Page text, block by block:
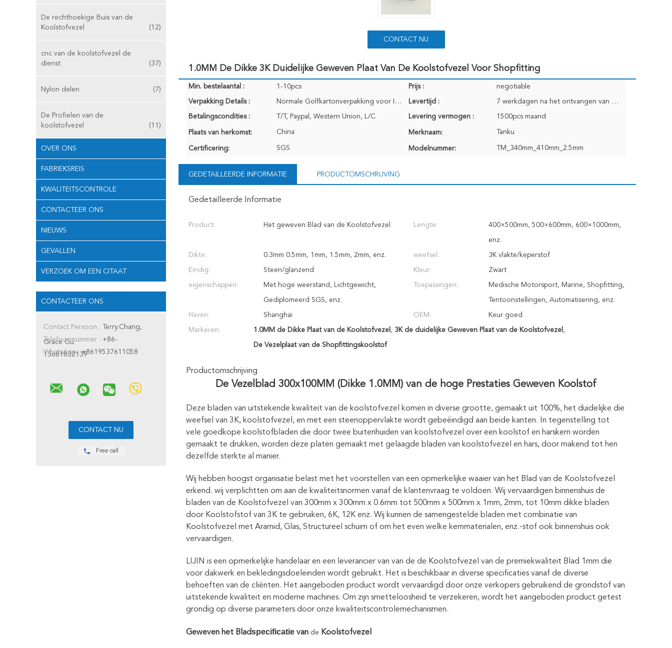
De rechthoekige Buis van de
Koolstofvezel
(12)
cnc van de koolstofvezel de
dienst
(37)
Nylon delen (7)
De Profielen van de
koolstofvezel
(11)
OVER ONS
FABRIEKSREIS
KWALITEITSCONTROLE
CONTACTEER ONS
NIEUWS
GEVALLEN
VERZOEK OM EEN CITAAT
CONTACTEER ONS
Contact Persoon : Terry.Chang,
Grace Gu
Telefoonnummer : +86-
13681832139
WhatsApp :+8619537611058
Free call
CONTACT NU
1.0MM De Dikke 3K Duidelijke Geweven Plaat Van De Koolstofvezel Voor Shopfitting
Min. bestelaantal : 1-10pcs Prijs : negotiable
Verpakking Details : Normale Golfkartonverpakking voor Internationaal vervoer Levertijd : 7 werkdagen na het ontvangen van Ordebetaling
Betalingscondities : T/T, Paypal, Western Union, L/C Levering vermogen : 1500pcs maand
Plaats van herkomst: China Merknaam: Tanku
Certificering: SGS Modelnummer: TM_340mm_410mm_2.5mm
GEDETAILLEERDE INFORMATIE PRODUCTOMSCHRIJVING
Gedetailleerde Informatie
Product: Het geweven Blad van de Koolstofvezel Lengte: 400×500mm, 500×600mm, 600×1000mm,
enz.
Dikte: 0.3mm 0.5mm, 1mm, 1.5mm, 2mm, enz. weefsel: 3K vlakte/keperstof
Eindig: Steen/glanzend Kleur: Zwart
eigenschappen: Met hoge weerstand, Lichtgewicht,
Gediplomeerd SGS, enz.
Toepassingen: Medische Motorsport, Marine, Shopfitting,
Tentoonstellingen, Automatisering, enz.
Haven: Shanghai OEM: Keur goed
Markeren: 1.0MM de Dikke Plaat van de Koolstofvezel , 3K de duidelijke Geweven Plaat van de Koolstofvezel ,
De Vezelplaat van de Shopfittingskoolstof
Productomschrijving
De Vezelblad 300x100MM (Dikke 1.0MM) van de hoge Prestaties Geweven Koolstof
Deze bladen van uitstekende kwaliteit van de koolstofvezel komen in diverse grootte, gemaakt uit 100%, het duidelijke die
weefsel van 3K, koolstofvezel, en met een steenoppervlakte wordt gebeëindigd aan beide kanten. In tegenstelling tot
vele goedkope koolstofbladen die door twee buitenhuiden van koolstofvezel over een koolstof en harskern worden
gemaakt te drukken, worden deze platen gemaakt met gelaagde bladen van koolstofvezel en hars, door makend tot hen
dezelfde sterkte al manier.
Wij hebben hoogst organisatie belast met het voorstellen van een opmerkelijke waaier van het Blad van de Koolstofvezel
erkend. wij verplichtten om aan de kwaliteitsnormen vanaf de klantenvraag te voldoen. Wij vervaardigen binnenshuis de
bladen van de Koolstofvezel van 300mm x 300mm x 0.6mm tot 500mm x 500mm x 1mm, 2mm, tot 10mm dikke bladen
door Koolstofstof van 3K te gebruiken, 6K, 12K enz. Wij kunnen de samengestelde bladen met combinatie van
Koolstofvezel met Aramid, Glas, Structureel schuim of om het even welke kernmaterialen, enz.-stof ook binnenshuis ook
vervaardigen.
LIJIN is een opmerkelijke handelaar en een leverancier van van de de Koolstofvezel van de premiekwaliteit Blad 1mm die
voor dakwerk en bekledingsdoeleinden wordt gebruikt. Het is beschikbaar in diverse specificaties vanaf de diverse
behoeften van de cliënten. Het aangeboden product wordt vervaardigd door onze verkopers gebruikend de grondstof van
uitstekende kwaliteit en moderne machines. Om zijn smetteloosheid te verzekeren, wordt het aangeboden product getest
grondig op diverse parameters door onze kwaliteitscontrolemechanismen.
Geweven het Bladspecificatie van de Koolstofvezel